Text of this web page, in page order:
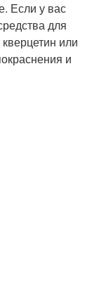
Если у вас
для
или
и